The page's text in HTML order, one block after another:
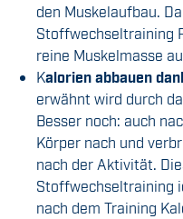
den Muskelaufbau.
Stoffwechseltraining
reine Muskelmasse
Kalorien abbauen
erwähnt wird durch
Besser noch: auch
Körper nach und
nach der Aktivität.
Stoffwechseltraining
nach dem Training